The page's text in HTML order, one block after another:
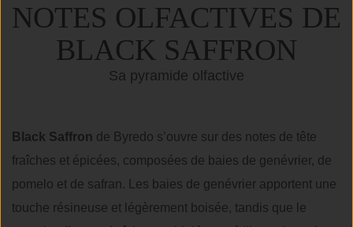
NOTES OLFACTIVES DE
BLACK SAFFRON
Sa pyramide olfactive
Black Saffron de Byredo s’ouvre sur des notes de tête
fraîches et épicées, composées de baies de genévrier, de
pomelo et de safran. Les baies de genévrier apportent une
touche résineuse et légèrement boisée, tandis que le